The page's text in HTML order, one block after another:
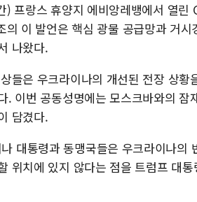
) 프랑스 휴양지 에비앙레뱅에서 열
이 발언은 핵심 광물 공급망과 거시
나왔다.
들은 우크라이나의 개선된 전장 상황
. 이번 공동성명에는 모스크바와의
담겼다.
대통령과 동맹국들은 우크라이나의
위치에 있지 않다는 점을 트럼프 대